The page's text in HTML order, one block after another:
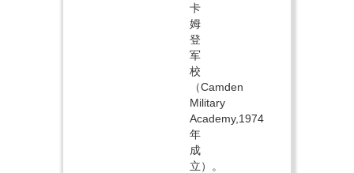
卡
姆
登
军
校
（Camden
Military
Academy,1974
年
成
立）。